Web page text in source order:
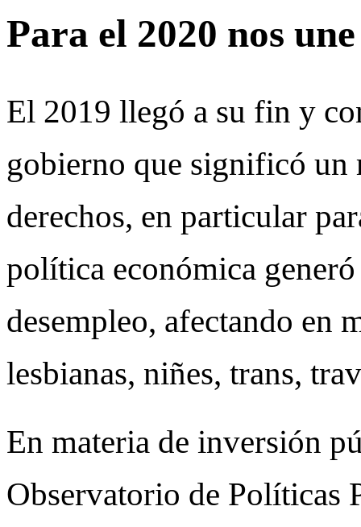
Para el 2020 nos
El 2019 llegó a su fin y
gobierno que significó un
derechos, en particular
política económica
desempleo, afectando en
lesbianas, niñes, trans,
En materia de inversión
Observatorio de Políticas